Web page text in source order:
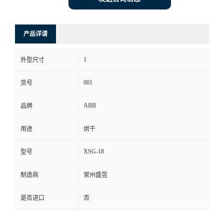
产品详请
外型尺寸 1
货号 001
品牌 ABB
用途 烘干
型号 XSG-18
制造商 常州盛昱
是否进口 否